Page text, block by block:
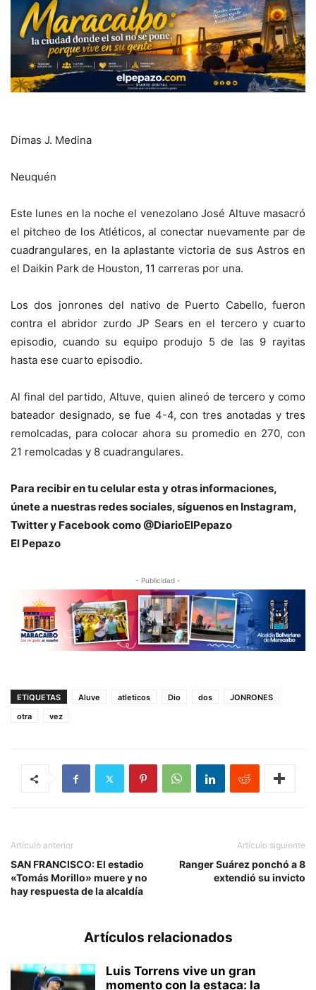
Dimas J. Medina
Neuquén
Este lunes en la noche el venezolano José Altuve masacró
el pitcheo de los Atléticos, al conectar nuevamente par de
cuadrangulares, en la aplastante victoria de sus Astros en
el Daikin Park de Houston, 11 carreras por una.
Los dos jonrones del nativo de Puerto Cabello, fueron
contra el abridor zurdo JP Sears en el tercero y cuarto
episodio, cuando su equipo produjo 5 de las 9 rayitas
hasta ese cuarto episodio.
Al final del partido, Altuve, quien alineó de tercero y como
bateador designado, se fue 4-4, con tres anotadas y tres
remolcadas, para colocar ahora su promedio en 270, con
21 remolcadas y 8 cuadrangulares.
Para recibir en tu celular esta y otras informaciones,
únete a nuestras redes sociales, síguenos en Instagram,
Twitter y Facebook como @DiarioElPepazo
El Pepazo
- Publicidad -
ETIQUETAS Aluve atleticos Dio dos
JONRONES
otra
vez
Artículo anterior
SAN FRANCISCO: El estadio
«Tomás Morillo» muere y no
hay respuesta de la alcaldía
Artículo siguiente
Ranger Suárez ponchó a 8
extendió su invicto
Artículos relacionados
Luis Torrens vive un gran
momento con la estaca: la